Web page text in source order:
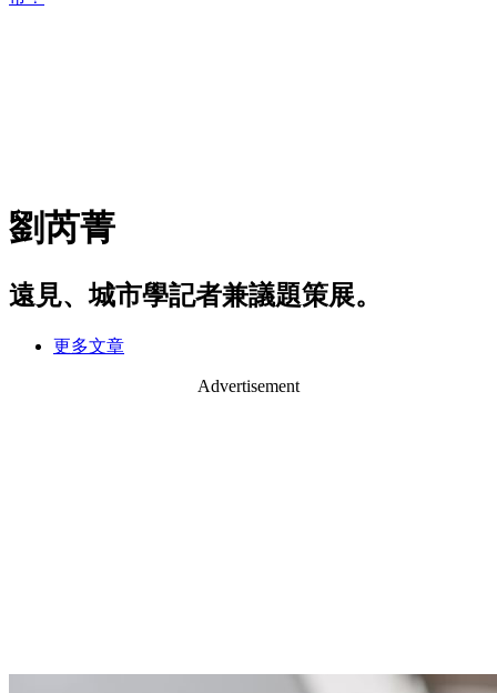
劉芮菁
遠見、城市學記者兼議題策展。
更多文章
Advertisement